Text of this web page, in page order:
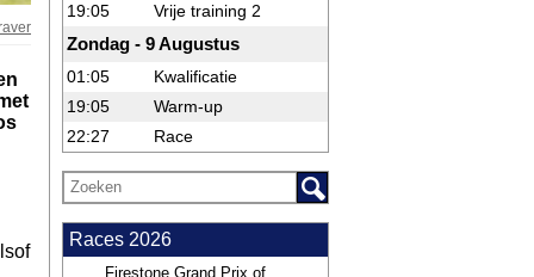
19:05 Vrije training 2
Zondag - 9 Augustus
01:05
Kwalificatie
19:05
Warm-up
22:27
Race
Races 2026
Firestone Grand Prix of